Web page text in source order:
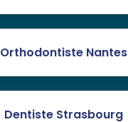
Orthodontiste Nantes
Dentiste Strasbourg